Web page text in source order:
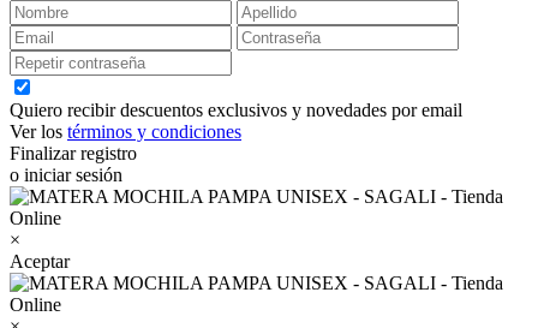
Quiero recibir descuentos exclusivos y novedades por email
Ver los términos y condiciones
Finalizar registro
o iniciar sesión
×
Aceptar